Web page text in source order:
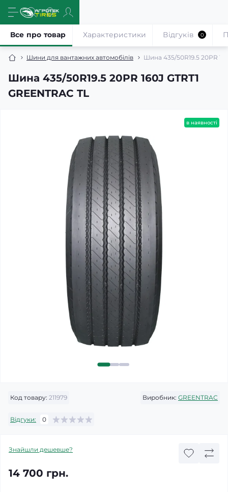
Шини для вантажних автомобілів Шина 435/50R19.5 20PR
Шина 435/50R19.5 20PR 160J GTRT1
GREENTRAC TL
Все про товар Характеристики Відгуків 0
в наявності
Код товару: 211979 Виробник: GREENTRAC
Відгуки: 0
Знайшли дешевше?
14 700 грн.